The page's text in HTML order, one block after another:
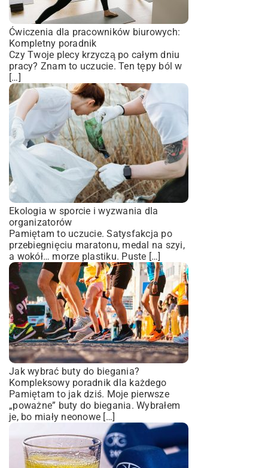
Ćwiczenia dla pracowników biurowych:
Kompletny poradnik
Czy Twoje plecy krzyczą po całym dniu
pracy? Znam to uczucie. Ten tępy ból w
[…]
Ekologia w sporcie i wyzwania dla
organizatorów
Pamiętam to uczucie. Satysfakcja po
przebiegnięciu maratonu, medal na szyi,
a wokół… morze plastiku. Puste […]
Jak wybrać buty do biegania?
Kompleksowy poradnik dla każdego
Pamiętam to jak dziś. Moje pierwsze
„poważne” buty do biegania. Wybrałem
je, bo miały neonowe […]